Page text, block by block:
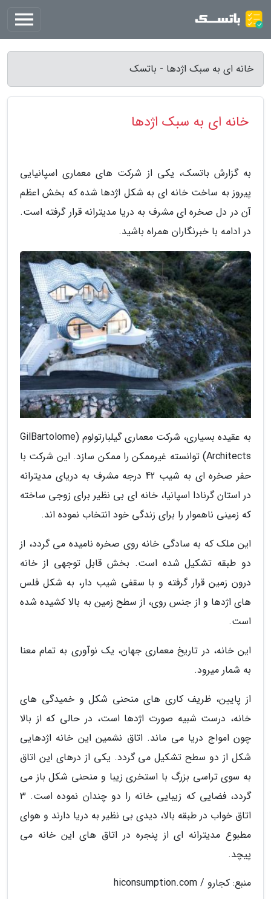
خانه ای به سبک اژدها - باتسک
خانه ای به سبک اژدها
به گزارش باتسک، یکی از شرکت های معماری اسپانیایی
پیروز به ساخت خانه ای به شکل اژدها شده که بخش اعظم
آن در دل صخره ای مشرف به دریا مدیترانه قرار گرفته است.
در ادامه با خبرنگاران همراه باشید.
به عقیده بسیاری، شرکت معماری گیلبارتولوم (GilBartolome
Architects) توانسته غیرممکن را ممکن سازد. این شرکت با
حفر صخره ای به شیب 42 درجه مشرف به دریای مدیترانه
در استان گرنادا اسپانیا، خانه ای بی نظیر برای زوجی ساخته
که زمینی ناهموار را برای زندگی خود انتخاب نموده اند.
این ملک که به سادگی خانه روی صخره نامیده می گردد، از
دو طبقه تشکیل شده است. بخش قابل توجهی از خانه
درون زمین قرار گرفته و با سقفی شیب دار، به شکل فلس
های اژدها و از جنس روی، از سطح زمین به بالا کشیده شده
است.
این خانه، در تاریخ معماری جهان، یک نوآوری به تمام معنا
به شمار میرود.
از پایین، ظریف کاری های منحنی شکل و خمیدگی های
خانه، درست شبیه صورت اژدها است، در حالی که از بالا
چون امواج دریا می ماند. اتاق نشمین این خانه اژدهایی
شکل از دو سطح تشکیل می گردد. یکی از درهای این اتاق
به سوی تراسی بزرگ با استخری زیبا و منحنی شکل باز می
گردد، فضایی که زیبایی خانه را دو چندان نموده است. 3
اتاق خواب در طبقه بالا، دیدی بی نظیر به دریا دارند و هوای
مطبوع مدیترانه ای از پنجره در اتاق های این خانه می
پیچد.
منبع: کجارو / hiconsumption.com